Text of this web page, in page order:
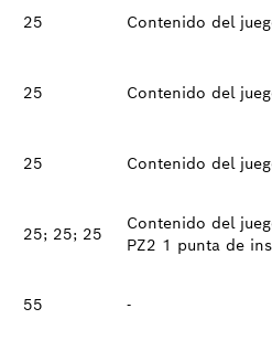
25 Contenido del
25 Contenido del
25 Contenido del
25; 25; 25
Contenido del
PZ2 1 punta de
55 -